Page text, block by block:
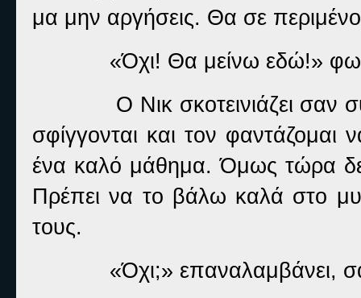
μα μην αργήσεις. Θα σε
«Όχι! Θα μείνω εδώ!»
Ο Νικ σκοτεινιάζει σαν
σφίγγονται και τον φαντάζομαι
ένα καλό μάθημα. Όμως τώρα
Πρέπει να το βάλω καλά στο
τους.
«Όχι;» επαναλαμβάνει,